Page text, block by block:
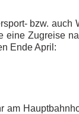
bzw.
Zugreise
Ende April:
am